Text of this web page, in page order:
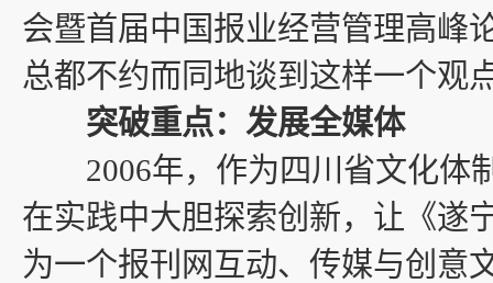
会暨首届中国报业经营管理高峰
总都不约而同地谈到这样一个观
突破重点：发展全媒体
2006年，作为四川省文化体
在实践中大胆探索创新，让《遂
为一个报刊网互动、传媒与创意